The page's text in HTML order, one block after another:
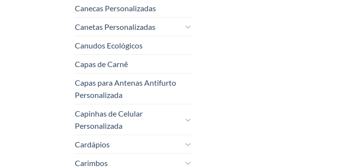
Canecas Personalizadas
Canetas Personalizadas
Canudos Ecológicos
Capas de Carnê
Capas para Antenas Antifurto
Personalizada
Capinhas de Celular
Personalizada
Cardápios
Carimbos